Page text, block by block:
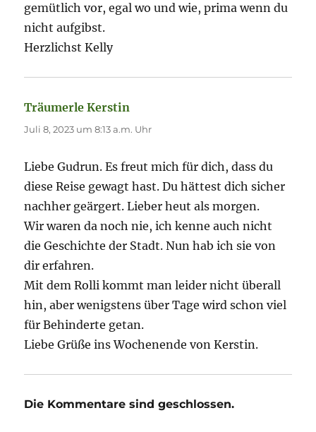
gemütlich vor, egal wo und wie, prima wenn du
nicht aufgibst.
Herzlichst Kelly
Träumerle Kerstin
Juli 8, 2023 um 8:13 a.m. Uhr
Liebe Gudrun. Es freut mich für dich, dass du
diese Reise gewagt hast. Du hättest dich sicher
nachher geärgert. Lieber heut als morgen.
Wir waren da noch nie, ich kenne auch nicht
die Geschichte der Stadt. Nun hab ich sie von
dir erfahren.
Mit dem Rolli kommt man leider nicht überall
hin, aber wenigstens über Tage wird schon viel
für Behinderte getan.
Liebe Grüße ins Wochenende von Kerstin.
Die Kommentare sind geschlossen.